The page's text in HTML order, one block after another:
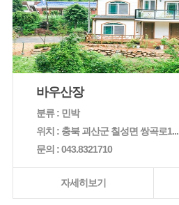
바우산장
분류 : 민박
위치 : 충북 괴산군 칠성면 쌍곡로1...
문의 : 043.8321710
자세히보기